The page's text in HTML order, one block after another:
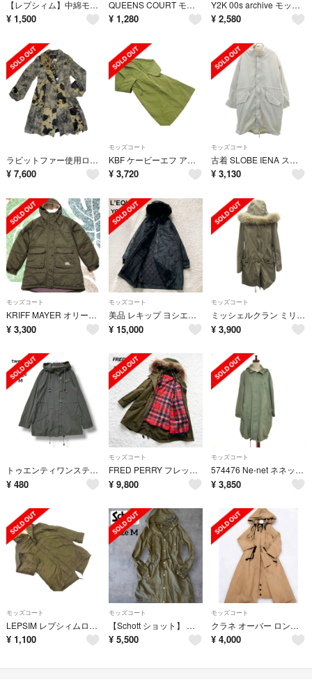
【レプシィム】中綿モッズコート F カーキ ドローコード ロング カジュアル
¥ 1,500
QUEENS COURT モッズコート 3way カジュアル ブラウン 1616
¥ 1,280
Y2K 00s archive モッズコート 森ガール 短丈 ファー（9914）
¥ 2,580
ラビットファー使用ロングコート リアルファー 毛皮 タグ付き
¥ 7,600
モッズコート
KBF ケービーエフ アーバンリサーチ モッズ コート sizeONE/カーキ ◇■ レディース
¥ 3,720
モッズコート
古着 SLOBE IENA スローブイエナ 3WAY モッズコート 36 グレージュ レディース
¥ 3,130
モッズコート
KRIFF MAYER オリーブグリーン モッズコート
¥ 3,300
モッズコート
美品 レキップ ヨシエイナバ ライナー付き モッズコート ラビットファー 日本製
¥ 15,000
モッズコート
ミッシェルクラン ミリタリーコート モッズコート ミドル丈 38 カーキ
¥ 3,900
トゥエンティワンステージ モッズコート ダークグレー Ｍ フード 薄手 長袖
¥ 480
モッズコート
FRED PERRY フレッドペリー ライナー付きモッズコート カーキ 8
¥ 9,800
モッズコート
574476 Ne-net ネネット ◆モッズコート ロングミリタリー風 サイズ2 グローブポケット アウトドア レディース カーキ
¥ 3,850
モッズコート
LEPSIM レプシィムローリーズファーム フェイクファー ボア ライナー付き モッズ コート sizeL/カーキ ◇■ レディース
¥ 1,100
モッズコート
【Schott ショット】 フード付き ミリタリーコート モッズコート M
¥ 5,500
モッズコート
クラネ オーバー ロング モッズ コート ボタンレス リボン フーディー
¥ 4,000